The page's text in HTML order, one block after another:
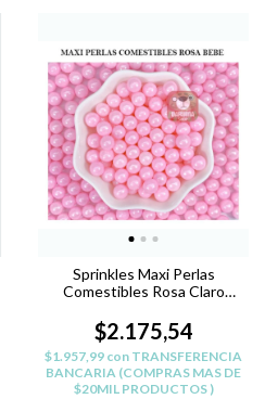
Sprinkles Maxi Perlas
Comestibles Rosa Claro
$2.175,54
$1.957,99 con TRANSFERENCIA
BANCARIA (COMPRAS MAS DE
$20MIL PRODUCTOS )